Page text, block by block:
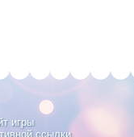
игры
ссылки.